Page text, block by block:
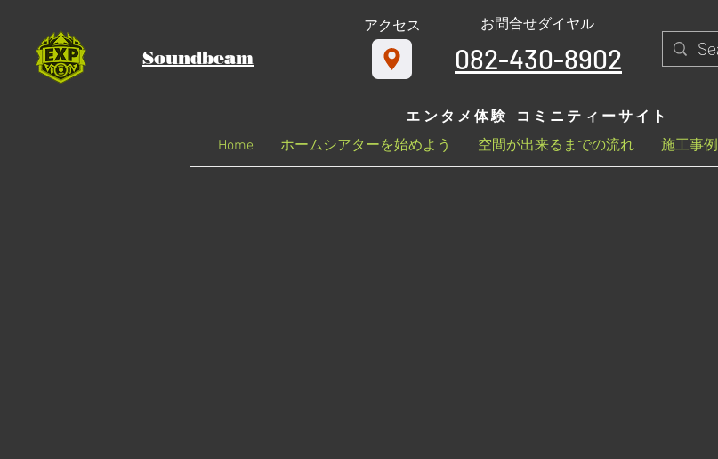
Soundbeam
​アクセス お問合せダイヤル
082-430-8902
エンタメ体験 コミニティーサイト
Home ホームシアターを始めよう 空間が出来るまでの流れ 施工事例